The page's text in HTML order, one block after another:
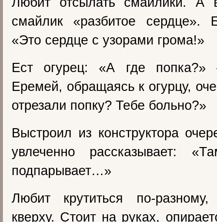
смайлик «разбитое сердце».
«Это сердце с узорами грома!»
Ест огурец: «А где попка?»
Еремей, обращаясь к огурцу,
отрезали попку? Тебе больно?»
Выстроил из конструктора
увлеченно рассказывает:
подпарывает…»
Любит крутиться по-
кверху. Стоит на руках,